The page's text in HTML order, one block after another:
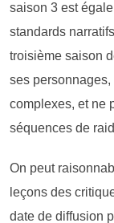
saison 3 est
standards
troisième saison
ses
complexes, et ne
séquences de
On peut
leçons des
date de diffusion